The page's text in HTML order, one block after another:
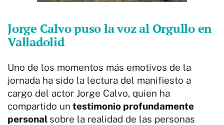
Jorge Calvo puso la voz al Orgullo en
Valladolid
Uno de los momentos más emotivos de la
jornada ha sido la lectura del manifiesto a
cargo del actor Jorge Calvo, quien ha
compartido un testimonio profundamente
personal sobre la realidad de las personas